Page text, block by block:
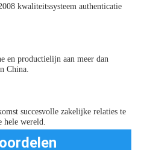
kwaliteitssysteem authenticatie
en productielijn aan meer dan
China.
succesvolle zakelijke relaties te
hele wereld.